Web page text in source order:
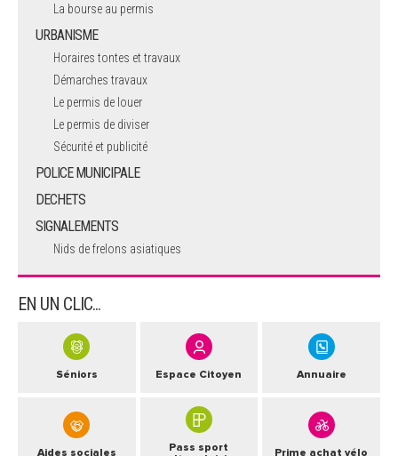
La bourse au permis
URBANISME
Horaires tontes et travaux
Démarches travaux
Le permis de louer
Le permis de diviser
Sécurité et publicité
POLICE MUNICIPALE
DECHETS
SIGNALEMENTS
Nids de frelons asiatiques
EN UN CLIC...
Séniors Espace Citoyen Annuaire
Aides sociales
Pass sport
Prime achat vélo